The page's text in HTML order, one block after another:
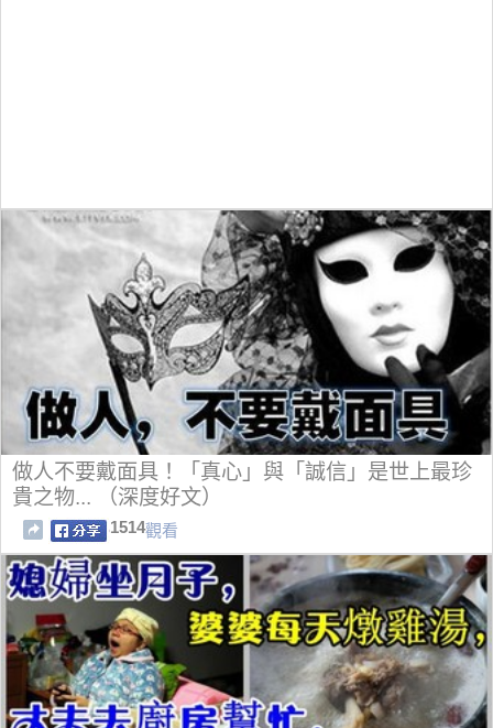
做人不要戴面具！「真心」與「誠信」是世上最珍
貴之物... （深度好文）
1514觀看